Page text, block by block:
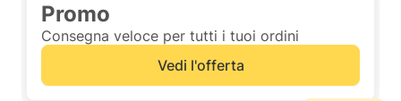
Promo
Consegna veloce per tutti i tuoi ordini
Vedi l'offerta